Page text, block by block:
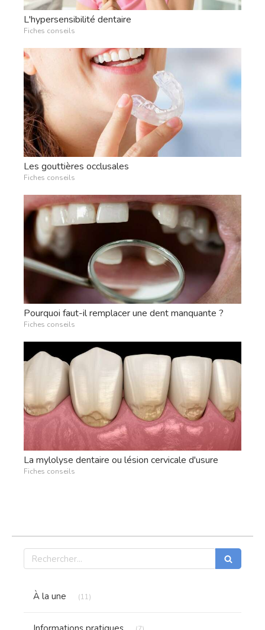
L'hypersensibilité dentaire
Fiches conseils
Les gouttières occlusales
Fiches conseils
Pourquoi faut-il remplacer une dent manquante ?
Fiches conseils
La mylolyse dentaire ou lésion cervicale d'usure
Fiches conseils
Rechercher
À la une (11)